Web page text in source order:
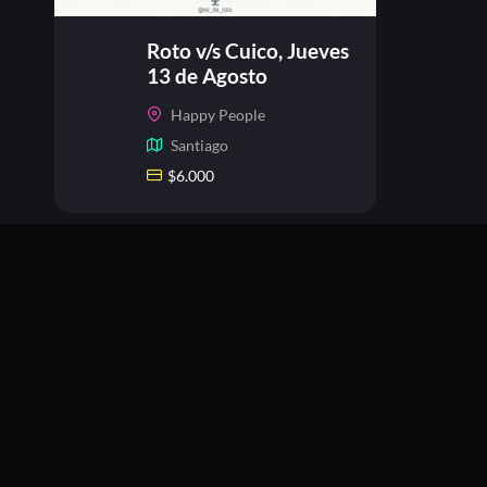
Roto v/s Cuico, Jueves
13 de Agosto
Happy People
Santiago
$6.000